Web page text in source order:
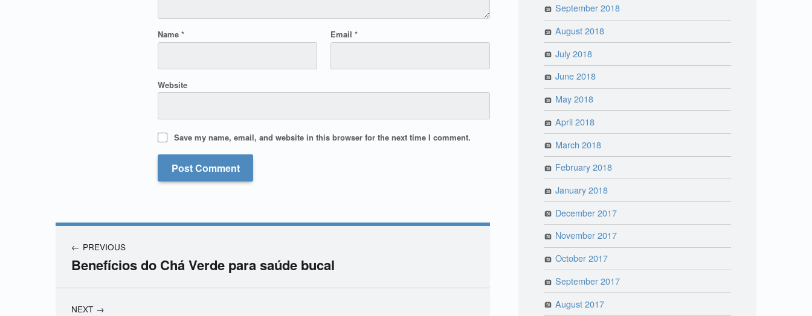
Name* Email*
Website
Save my name, email, and website in this browser for the next time I comment.
PREVIOUS
Benefícios do Chá Verde para saúde bucal
NEXT
September 2018
August 2018
July 2018
June 2018
May 2018
April 2018
March 2018
February 2018
January 2018
December 2017
November 2017
October 2017
September 2017
August 2017